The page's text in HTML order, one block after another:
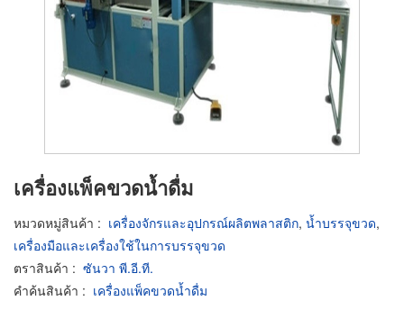
เครื่องแพ็คขวดน้ำดื่ม
หมวดหมู่สินค้า : เครื่องจักรและอุปกรณ์ผลิตพลาสติก, น้ำบรรจุขวด,
เครื่องมือและเครื่องใช้ในการบรรจุขวด
ตราสินค้า : ซันวา พี.อี.ที.
คำค้นสินค้า : เครื่องแพ็คขวดน้ำดื่ม